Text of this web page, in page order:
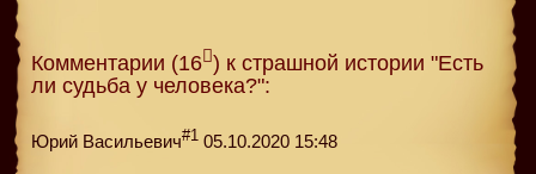
Комментарии (16 ) к страшной истории "Есть
ли судьба у человека?":
Юрий Васильевич#1 05.10.2020 15:48